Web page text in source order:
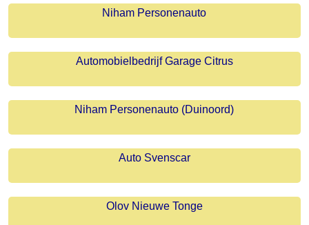
Niham Personenauto
Automobielbedrijf Garage Citrus
Niham Personenauto (Duinoord)
Auto Svenscar
Olov Nieuwe Tonge